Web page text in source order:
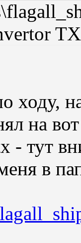
TX
ходу,
на
- тут
в